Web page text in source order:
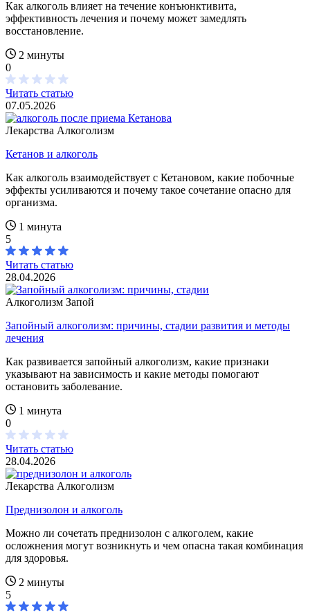
Как алкоголь влияет на течение конъюнктивита,
эффективность лечения и почему может замедлять
восстановление.
2 минуты
0
Читать статью
07.05.2026
Лекарства Алкоголизм
Кетанов и алкоголь
Как алкоголь взаимодействует с Кетановом, какие побочные
эффекты усиливаются и почему такое сочетание опасно для
организма.
1 минута
5
Читать статью
28.04.2026
Алкоголизм Запой
Запойный алкоголизм: причины, стадии развития и методы
лечения
Как развивается запойный алкоголизм, какие признаки
указывают на зависимость и какие методы помогают
остановить заболевание.
1 минута
0
Читать статью
28.04.2026
Лекарства Алкоголизм
Преднизолон и алкоголь
Можно ли сочетать преднизолон с алкоголем, какие
осложнения могут возникнуть и чем опасна такая комбинация
для здоровья.
2 минуты
5